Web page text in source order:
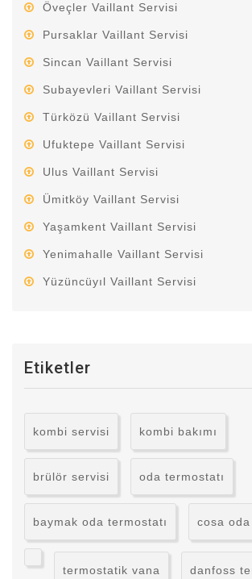
Öveçler Vaillant Servisi
Pursaklar Vaillant Servisi
Sincan Vaillant Servisi
Subayevleri Vaillant Servisi
Türközü Vaillant Servisi
Ufuktepe Vaillant Servisi
Ulus Vaillant Servisi
Ümitköy Vaillant Servisi
Yaşamkent Vaillant Servisi
Yenimahalle Vaillant Servisi
Yüzüncüyıl Vaillant Servisi
Etiketler
kombi servisi kombi bakımı
brülör servisi oda termostatı
baymak oda termostatı cosa oda
termostatik vana danfoss